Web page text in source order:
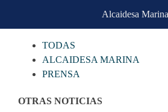
CATEGORIAS
TODAS
ALCAIDESA MARINA
PRENSA
OTRAS NOTICIAS
Alcaidesa Marina